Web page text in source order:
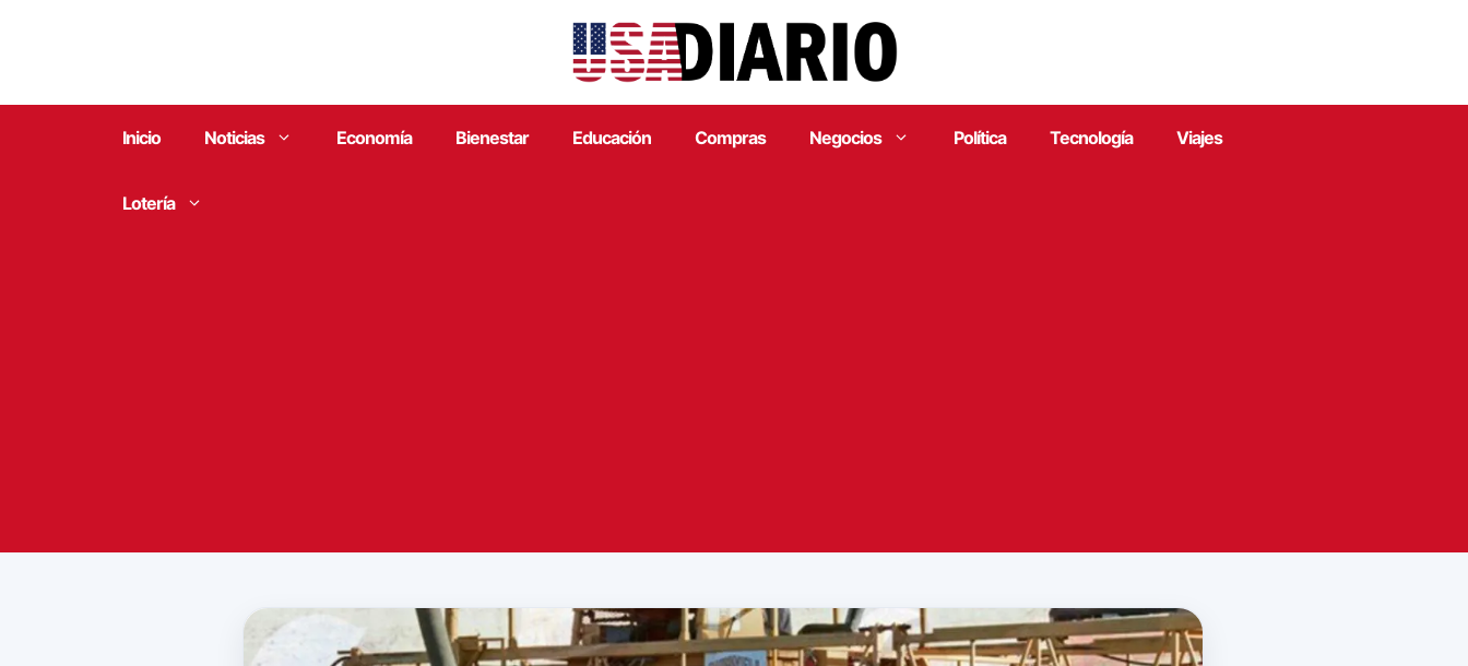
Inicio Noticias Economía Bienestar Educación Compras Negocios Política Tecnología Viajes
Lotería